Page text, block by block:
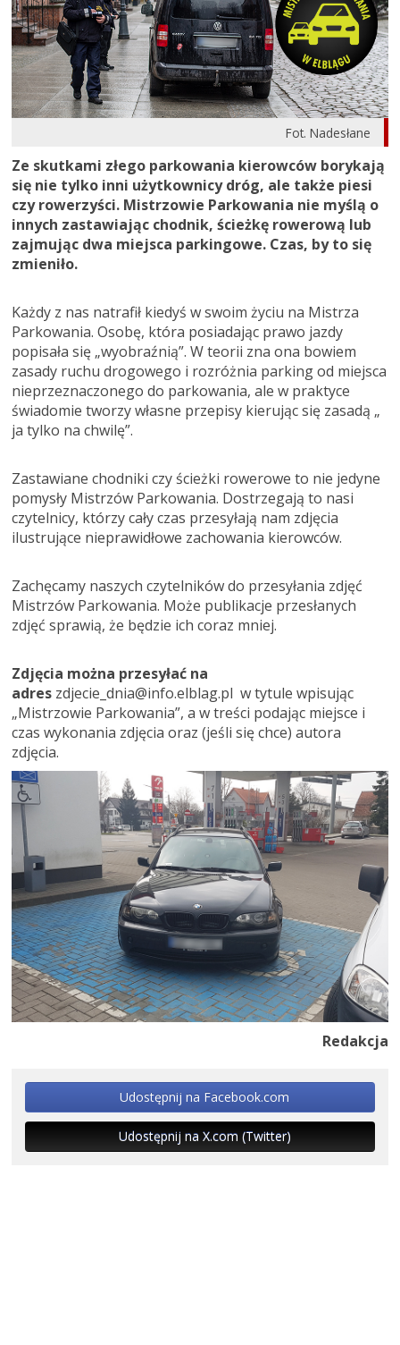
Fot. Nadesłane
Ze skutkami złego parkowania kierowców borykają
się nie tylko inni użytkownicy dróg, ale także piesi
czy rowerzyści. Mistrzowie Parkowania nie myślą o
innych zastawiając chodnik, ścieżkę rowerową lub
zajmując dwa miejsca parkingowe. Czas, by to się
zmieniło.
Każdy z nas natrafił kiedyś w swoim życiu na Mistrza
Parkowania. Osobę, która posiadając prawo jazdy
popisała się „wyobraźnią”. W teorii zna ona bowiem
zasady ruchu drogowego i rozróżnia parking od miejsca
nieprzeznaczonego do parkowania, ale w praktyce
świadomie tworzy własne przepisy kierując się zasadą „
ja tylko na chwilę”.
Zastawiane chodniki czy ścieżki rowerowe to nie jedyne
pomysły Mistrzów Parkowania. Dostrzegają to nasi
czytelnicy, którzy cały czas przesyłają nam zdjęcia
ilustrujące nieprawidłowe zachowania kierowców.
Zachęcamy naszych czytelników do przesyłania zdjęć
Mistrzów Parkowania. Może publikacje przesłanych
zdjęć sprawią, że będzie ich coraz mniej.
Zdjęcia można przesyłać na
adres zdjecie_dnia@info.elblag.pl w tytule wpisując
„Mistrzowie Parkowania”, a w treści podając miejsce i
czas wykonania zdjęcia oraz (jeśli się chce) autora
zdjęcia.
Redakcja
Udostępnij na Facebook.com
Udostępnij na X.com (Twitter)